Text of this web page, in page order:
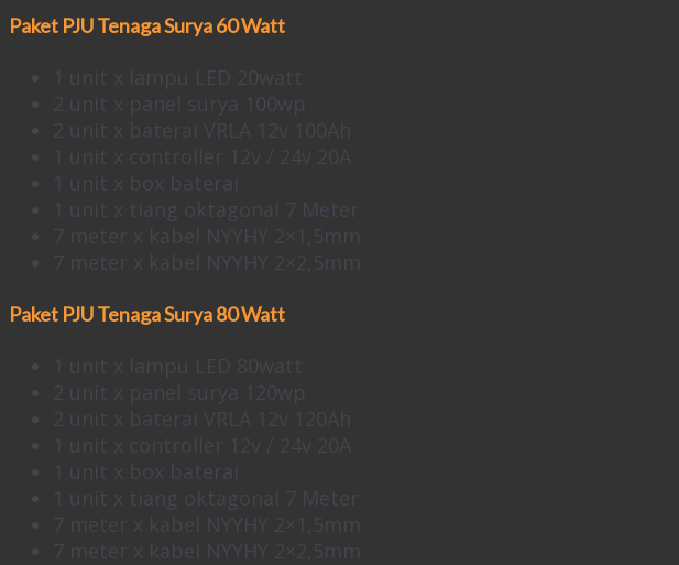
Paket PJU Tenaga Surya 60 Watt
1 unit x lampu LED 20watt
2 unit x panel surya 100wp
2 unit x baterai VRLA 12v 100Ah
1 unit x controller 12v / 24v 20A
1 unit x box baterai
1 unit x tiang oktagonal 7 Meter
7 meter x kabel NYYHY 2×1,5mm
7 meter x kabel NYYHY 2×2,5mm
Paket PJU Tenaga Surya 80 Watt
1 unit x lampu LED 80watt
2 unit x panel surya 120wp
2 unit x baterai VRLA 12v 120Ah
1 unit x controller 12v / 24v 20A
1 unit x box baterai
1 unit x tiang oktagonal 7 Meter
7 meter x kabel NYYHY 2×1,5mm
7 meter x kabel NYYHY 2×2,5mm